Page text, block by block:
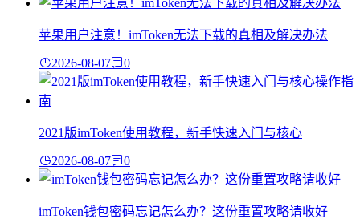
苹果用户注意！imToken无法下载的真相及解决办法
2026-08-07 0
2021版imToken使用教程，新手快速入门与核心
2026-08-07 0
imToken钱包密码忘记怎么办？这份重置攻略请收好